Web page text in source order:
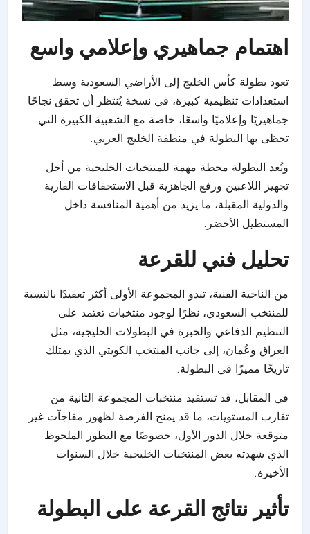
اهتمام جماهيري وإعلامي واسع
تعود بطولة كأس الخليج إلى الأراضي السعودية وسط
استعدادات تنظيمية كبيرة، في نسخة يُنتظر أن تحقق نجاحًا
جماهيريًا وإعلاميًا واسعًا، خاصة مع الشعبية الكبيرة التي
تحظى بها البطولة في منطقة الخليج العربي.
وتُعد البطولة محطة مهمة للمنتخبات الخليجية من أجل
تجهيز اللاعبين ورفع الجاهزية قبل الاستحقاقات القارية
والدولية المقبلة، ما يزيد من أهمية المنافسة داخل
المستطيل الأخضر.
تحليل فني للقرعة
من الناحية الفنية، تبدو المجموعة الأولى أكثر تعقيدًا بالنسبة
للمنتخب السعودي، نظرًا لوجود منتخبات تعتمد على
التنظيم الدفاعي والخبرة في البطولات الخليجية، مثل
العراق وعُمان، إلى جانب المنتخب الكويتي الذي يمتلك
تاريخًا مميزًا في البطولة.
في المقابل، قد تستفيد منتخبات المجموعة الثانية من
تقارب المستويات، ما قد يمنح الفرصة لظهور مفاجآت غير
متوقعة خلال الدور الأول، خصوصًا مع التطور الملحوظ
الذي شهدته بعض المنتخبات الخليجية خلال السنوات
الأخيرة.
تأثير نتائج القرعة على البطولة